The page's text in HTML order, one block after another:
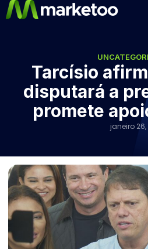
Tarcísio
disputará a
promete
janeiro 26,